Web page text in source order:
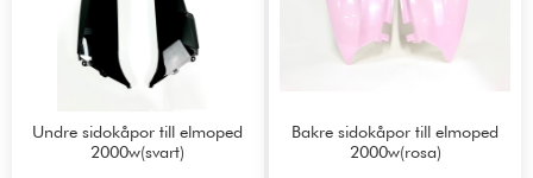
Undre sidokåpor till elmoped
2000w(svart)
Bakre sidokåpor till elmoped
2000w(rosa)